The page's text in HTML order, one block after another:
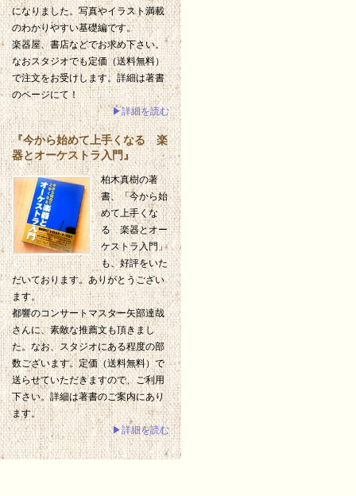
になりました。写真やイラスト満載
のわかりやすい基礎編です。
楽器屋、書店などでお求め下さい。
なおスタジオでも定価（送料無料）
で注文をお受けします。詳細は著書
のページにて！
▶詳細を読む
『今から始めて上手くなる 楽
器とオーケストラ入門』
柏木真樹の著
書、「今から始
めて上手くな
る 楽器とオー
ケストラ入門」
も、好評をいた
だいております。ありがとうござい
ます。
都響のコンサートマスター矢部達哉
さんに、素敵な推薦文も頂きまし
た。なお、スタジオにある程度の部
数ございます。定価（送料無料）で
送らせていただきますので、ご利用
下さい。詳細は著書のご案内にあり
ます。
▶詳細を読む